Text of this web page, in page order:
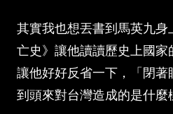
其實我也想丟書到馬英九
亡史》讓他讀讀歷史上國家
讓他好好反省一下，「閉著
到頭來對台灣造成的是什麼